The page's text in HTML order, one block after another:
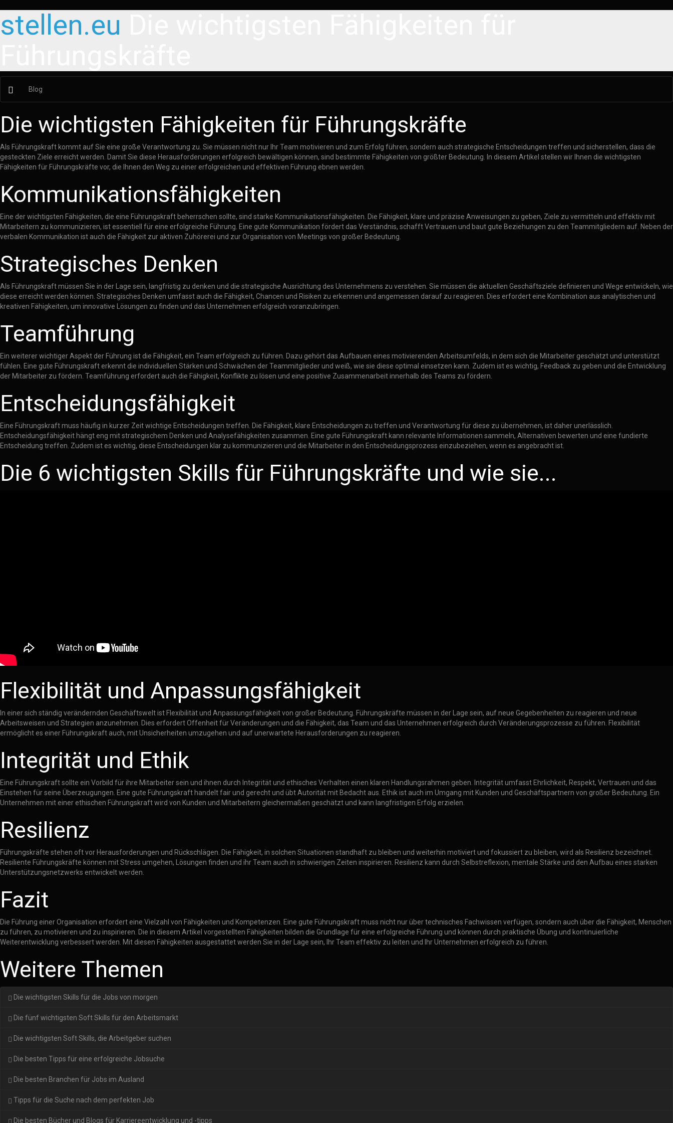
stellen.eu
Blog
Die wichtigsten Fähigkeiten für Führungskräfte
Als Führungskraft kommt auf Sie eine große Verantwortung zu. Sie müssen nicht nur Ihr Team motivieren und zum Erfolg führen, sondern auch strategische Entscheidungen treffen und sicherstellen, dass die
gesteckten Ziele erreicht werden. Damit Sie diese Herausforderungen erfolgreich bewältigen können, sind bestimmte Fähigkeiten von größter Bedeutung. In diesem Artikel stellen wir Ihnen die wichtigsten
Fähigkeiten für Führungskräfte vor, die Ihnen den Weg zu einer erfolgreichen und effektiven Führung ebnen werden.
Kommunikationsfähigkeiten
Eine der wichtigsten Fähigkeiten, die eine Führungskraft beherrschen sollte, sind starke Kommunikationsfähigkeiten. Die Fähigkeit, klare und präzise Anweisungen zu geben, Ziele zu vermitteln und effektiv mit
Mitarbeitern zu kommunizieren, ist essentiell für eine erfolgreiche Führung. Eine gute Kommunikation fördert das Verständnis, schafft Vertrauen und baut gute Beziehungen zu den Teammitgliedern auf. Neben der
verbalen Kommunikation ist auch die Fähigkeit zur aktiven Zuhörerei und zur Organisation von Meetings von großer Bedeutung.
Strategisches Denken
Als Führungskraft müssen Sie in der Lage sein, langfristig zu denken und die strategische Ausrichtung des Unternehmens zu verstehen. Sie müssen die aktuellen Geschäftsziele definieren und Wege entwickeln, wie
diese erreicht werden können. Strategisches Denken umfasst auch die Fähigkeit, Chancen und Risiken zu erkennen und angemessen darauf zu reagieren. Dies erfordert eine Kombination aus analytischen und
kreativen Fähigkeiten, um innovative Lösungen zu finden und das Unternehmen erfolgreich voranzubringen.
Teamführung
Ein weiterer wichtiger Aspekt der Führung ist die Fähigkeit, ein Team erfolgreich zu führen. Dazu gehört das Aufbauen eines motivierenden Arbeitsumfelds, in dem sich die Mitarbeiter geschätzt und unterstützt
fühlen. Eine gute Führungskraft erkennt die individuellen Stärken und Schwächen der Teammitglieder und weiß, wie sie diese optimal einsetzen kann. Zudem ist es wichtig, Feedback zu geben und die Entwicklung
der Mitarbeiter zu fördern. Teamführung erfordert auch die Fähigkeit, Konflikte zu lösen und eine positive Zusammenarbeit innerhalb des Teams zu fördern.
Entscheidungsfähigkeit
Eine Führungskraft muss häufig in kurzer Zeit wichtige Entscheidungen treffen. Die Fähigkeit, klare Entscheidungen zu treffen und Verantwortung für diese zu übernehmen, ist daher unerlässlich.
Entscheidungsfähigkeit hängt eng mit strategischem Denken und Analysefähigkeiten zusammen. Eine gute Führungskraft kann relevante Informationen sammeln, Alternativen bewerten und eine fundierte
Entscheidung treffen. Zudem ist es wichtig, diese Entscheidungen klar zu kommunizieren und die Mitarbeiter in den Entscheidungsprozess einzubeziehen, wenn es angebracht ist.
Die 6 wichtigsten Skills für Führungskräfte und wie sie...
Flexibilität und Anpassungsfähigkeit
In einer sich ständig verändernden Geschäftswelt ist Flexibilität und Anpassungsfähigkeit von großer Bedeutung. Führungskräfte müssen in der Lage sein, auf neue Gegebenheiten zu reagieren und neue
Arbeitsweisen und Strategien anzunehmen. Dies erfordert Offenheit für Veränderungen und die Fähigkeit, das Team und das Unternehmen erfolgreich durch Veränderungsprozesse zu führen. Flexibilität
ermöglicht es einer Führungskraft auch, mit Unsicherheiten umzugehen und auf unerwartete Herausforderungen zu reagieren.
Integrität und Ethik
Eine Führungskraft sollte ein Vorbild für ihre Mitarbeiter sein und ihnen durch Integrität und ethisches Verhalten einen klaren Handlungsrahmen geben. Integrität umfasst Ehrlichkeit, Respekt, Vertrauen und das
Einstehen für seine Überzeugungen. Eine gute Führungskraft handelt fair und gerecht und übt Autorität mit Bedacht aus. Ethik ist auch im Umgang mit Kunden und Geschäftspartnern von großer Bedeutung. Ein
Unternehmen mit einer ethischen Führungskraft wird von Kunden und Mitarbeitern gleichermaßen geschätzt und kann langfristigen Erfolg erzielen.
Resilienz
Führungskräfte stehen oft vor Herausforderungen und Rückschlägen. Die Fähigkeit, in solchen Situationen standhaft zu bleiben und weiterhin motiviert und fokussiert zu bleiben, wird als Resilienz bezeichnet.
Resiliente Führungskräfte können mit Stress umgehen, Lösungen finden und ihr Team auch in schwierigen Zeiten inspirieren. Resilienz kann durch Selbstreflexion, mentale Stärke und den Aufbau eines starken
Unterstützungsnetzwerks entwickelt werden.
Fazit
Die Führung einer Organisation erfordert eine Vielzahl von Fähigkeiten und Kompetenzen. Eine gute Führungskraft muss nicht nur über technisches Fachwissen verfügen, sondern auch über die Fähigkeit, Menschen
zu führen, zu motivieren und zu inspirieren. Die in diesem Artikel vorgestellten Fähigkeiten bilden die Grundlage für eine erfolgreiche Führung und können durch praktische Übung und kontinuierliche
Weiterentwicklung verbessert werden. Mit diesen Fähigkeiten ausgestattet werden Sie in der Lage sein, Ihr Team effektiv zu leiten und Ihr Unternehmen erfolgreich zu führen.
Weitere Themen
Die wichtigsten Skills für die Jobs von morgen
Die fünf wichtigsten Soft Skills für den Arbeitsmarkt
Die wichtigsten Soft Skills, die Arbeitgeber suchen
Die besten Tipps für eine erfolgreiche Jobsuche
Die besten Branchen für Jobs im Ausland
Tipps für die Suche nach dem perfekten Job
Die besten Bücher und Blogs für Karriereentwicklung und -tipps